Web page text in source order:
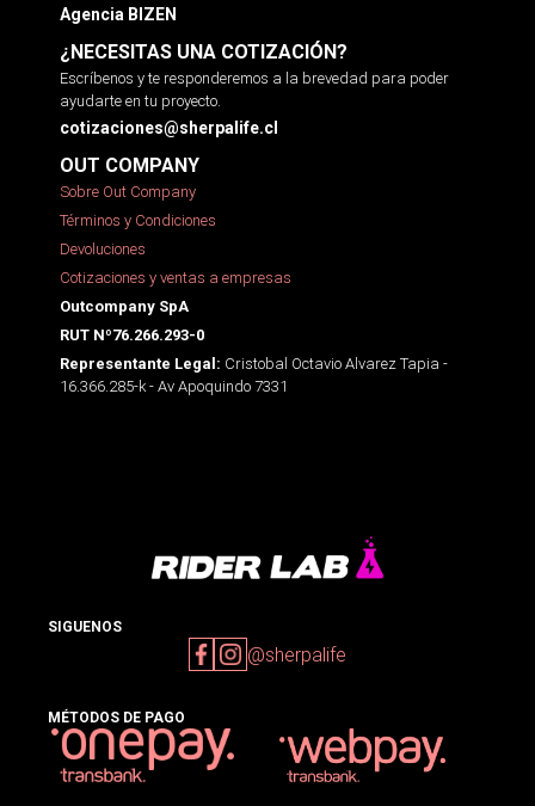
Agencia BIZEN
¿NECESITAS UNA COTIZACIÓN?
Escríbenos y te responderemos a la brevedad para poder
ayudarte en tu proyecto.
cotizaciones@sherpalife.cl
OUT COMPANY
Sobre Out Company
Términos y Condiciones
Devoluciones
Cotizaciones y ventas a empresas
Outcompany SpA
RUT Nº76.266.293-0
Representante Legal: Cristobal Octavio Alvarez Tapia -
16.366.285-k - Av Apoquindo 7331
SIGUENOS
@sherpalife
MÉTODOS DE PAGO